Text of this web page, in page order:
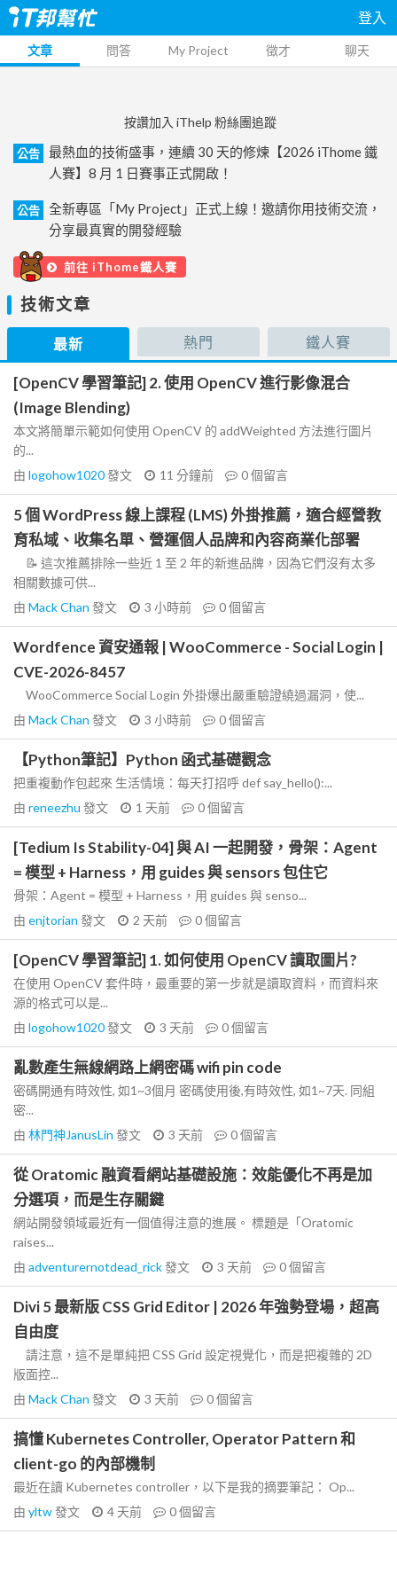
登入
文章 問答 My Project 徵才 聊天
按讚加入 iThelp 粉絲團追蹤
公告
最熱血的技術盛事，連續 30 天的修煉【2026 iThome 鐵
人賽】8 月 1 日賽事正式開啟！
公告
全新專區「My Project」正式上線！邀請你用技術交流，
分享最真實的開發經驗
前往 iThome鐵人賽
技術文章
最新 熱門 鐵人賽
[OpenCV 學習筆記] 2. 使用 OpenCV 進行影像混合
(Image Blending)
本文將簡單示範如何使用 OpenCV 的 addWeighted 方法進行圖片
的...
由 logohow1020發文 11 分鐘前 0個留言
5 個 WordPress 線上課程 (LMS) 外掛推薦，適合經營教
育私域、收集名單、營運個人品牌和內容商業化部署
📝 這次推薦排除一些近 1 至 2 年的新進品牌，因為它們沒有太多
相關數據可供...
由 Mack Chan 發文 3 小時前 0個留言
Wordfence 資安通報 | WooCommerce - Social Login |
CVE-2026-8457
WooCommerce Social Login 外掛爆出嚴重驗證繞過漏洞，使...
由 Mack Chan 發文 3 小時前 0個留言
【Python筆記】Python 函式基礎觀念
把重複動作包起來 生活情境：每天打招呼 def say_hello():...
由 reneezhu 發文 1 天前 0個留言
[Tedium Is Stability-04] 與 AI 一起開發，骨架：Agent
= 模型 + Harness，用 guides 與 sensors 包住它
骨架：Agent = 模型 + Harness，用 guides 與 senso...
由 enjtorian 發文 2 天前 0個留言
[OpenCV 學習筆記] 1. 如何使用 OpenCV 讀取圖片?
在使用 OpenCV 套件時，最重要的第一步就是讀取資料，而資料來
源的格式可以是...
由 logohow1020發文 3 天前 0個留言
亂數產生無線網路上網密碼 wifi pin code
密碼開通有時效性, 如1~3個月 密碼使用後,有時效性, 如1~7天. 同組
密...
由 林門神JanusLin 發文 3 天前 0個留言
從 Oratomic 融資看網站基礎設施：效能優化不再是加
分選項，而是生存關鍵
網站開發領域最近有一個值得注意的進展。 標題是「Oratomic
raises...
由 adventurernotdead_rick發文 3 天前 0個留言
Divi 5 最新版 CSS Grid Editor | 2026 年強勢登場，超高
自由度
請注意，這不是單純把 CSS Grid 設定視覺化，而是把複雜的 2D
版面控...
由 Mack Chan 發文 3 天前 0個留言
搞懂 Kubernetes Controller, Operator Pattern 和
client-go 的內部機制
最近在讀 Kubernetes controller，以下是我的摘要筆記： Op...
由 yltw發文 4 天前 0個留言